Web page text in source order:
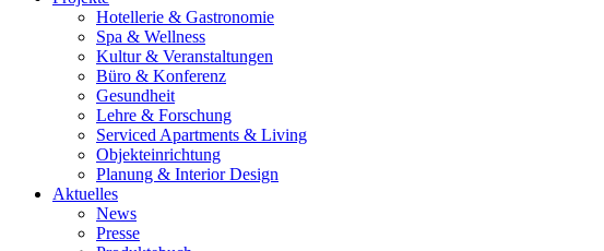
Hotellerie & Gastronomie
Spa & Wellness
Kultur & Veranstaltungen
Büro & Konferenz
Gesundheit
Lehre & Forschung
Serviced Apartments & Living
Objekteinrichtung
Planung & Interior Design
Aktuelles
News
Presse